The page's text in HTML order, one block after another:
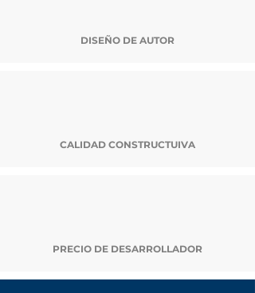
DISEÑO DE AUTOR
CALIDAD CONSTRUCTUIVA
PRECIO DE DESARROLLADOR